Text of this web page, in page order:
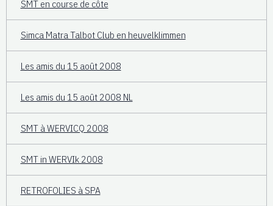
SMT en course de côte
Simca Matra Talbot Club en heuvelklimmen
Les amis du 15 août 2008
Les amis du 15 août 2008 NL
SMT à WERVICQ 2008
SMT in WERVIk 2008
RETROFOLIES à SPA